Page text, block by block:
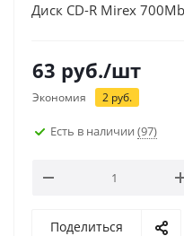
Диск CD-R Mirex
63 руб./шт
Экономия 2 руб.
Есть в наличии (97)
Поделиться